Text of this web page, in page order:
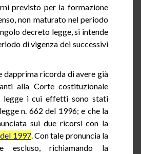
previsto per la formazione
non maturato nel periodo
decreto legge, si intende
di vigenza dei successivi
dapprima ricorda di avere già
alla Corte costituzionale
legge i cui effetti sono stati
n. 662 del 1996; e che la
sui due ricorsi con la
1997. Con tale pronuncia la
escluso, richiamando la